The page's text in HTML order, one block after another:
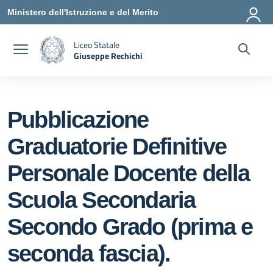
Vai ai contenuti
Vai al menu di navigazione
Vai al footer
Ministero dell'Istruzione e del Merito
Liceo Statale
Giuseppe Rechichi
Pubblicazione
Graduatorie Definitive
Personale Docente della
Scuola Secondaria
Secondo Grado (prima e
seconda fascia).